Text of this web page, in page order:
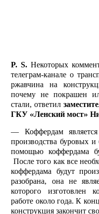
P. S.Некоторых
телеграм-канале о
ржавчина на
почему не покрашен
стали, ответил
ГКУ «Ленский мост»
— Коффердам
производства буровых
помощью коффердама
После того как все
коффердама будут
разобрана, она не
которого изготовлен
работе около года. К
конструкция закончит